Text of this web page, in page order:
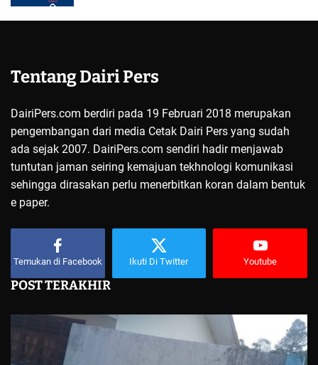
Tentang Dairi Pers
DairiPers.com berdiri pada 19 Februari 2018 merupakan
pengembangan dari media Cetak Dairi Pers yang sudah
ada sejak 2007. DairiPers.com sendiri hadir menjawab
tuntutan jaman seiring kemajuan tekhnologi komunikasi
sehingga dirasakan perlu menerbitkan koran dalam bentuk
e paper.
Temukan di Facebook Ikuti Di Twitter Youtube
POST TERAKHIR